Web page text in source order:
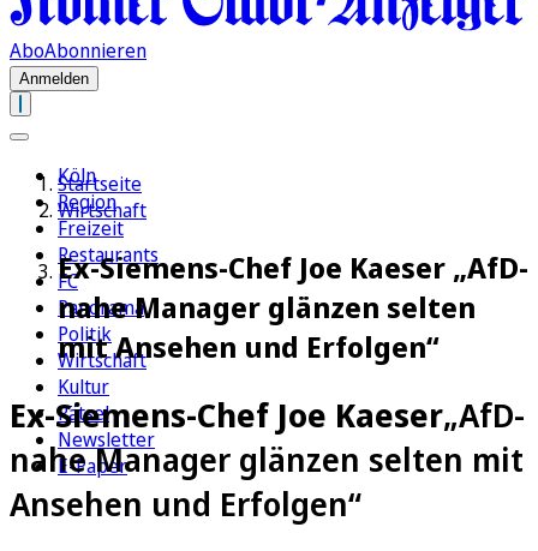
AboAbonnieren
Anmelden
Köln
Region
Freizeit
Restaurants
FC
Panorama
Politik
Wirtschaft
Kultur
Rätsel
Newsletter
E-Paper
Startseite
Wirtschaft
Ex-Siemens-Chef Joe Kaeser „AfD-
nahe Manager glänzen selten
mit Ansehen und Erfolgen“
Ex-Siemens-Chef Joe Kaeser„AfD-
nahe Manager glänzen selten mit
Ansehen und Erfolgen“